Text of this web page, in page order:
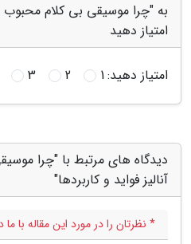
به "چرا موسیقی بی کلام محبوب
امتیاز دهید
امتیاز دهید:1
2
3
دیدگاه های مرتبط با "چرا
آنالیز فواید و کاربردها"
* نظرتان را در مورد این مقاله با ما